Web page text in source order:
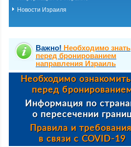
Новости Израиля
Важно! Необходимо знать
перед бронированием
направления Израиль